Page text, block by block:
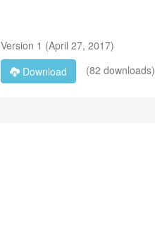
Version 1 (April 27, 2017)
Download
(82 downloads)